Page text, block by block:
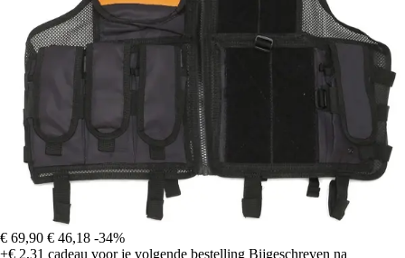
€ 69,90 € 46,18 -34%
+€ 2,31 cadeau voor je volgende bestelling Bijgeschreven na